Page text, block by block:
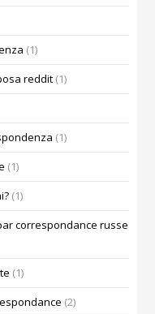
(1)
reddit (1)
(1)
(1)
(1)
correspondance russe
(1)
(2)